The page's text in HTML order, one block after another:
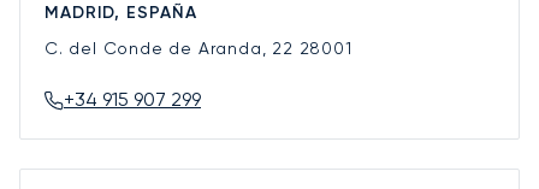
MADRID, ESPAÑA
C. del Conde de Aranda, 22 28001
+34 915 907 299